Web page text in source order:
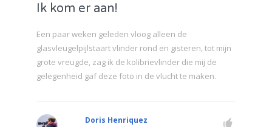
Ik kom er aan!
Een paar weken geleden vloog alleen de
glasvleugelpijlstaart vlinder rond en gisteren, tot mijn
grote vreugde, zag ik de kolibrievlinder die mij de
gelegenheid gaf deze foto in de vlucht te maken.
Doris Henriquez